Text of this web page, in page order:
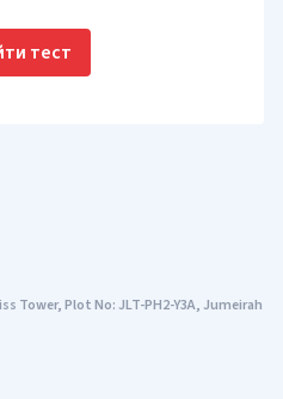
тест
Tower, Plot No: JLT-PH2-Y3A, Jumeirah